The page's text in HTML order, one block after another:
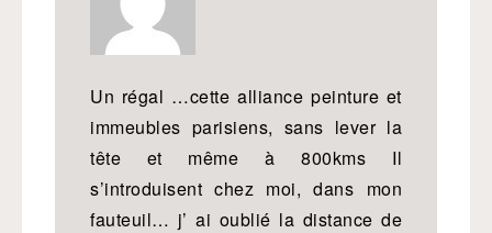
Un régal …cette alliance peinture et
immeubles parisiens, sans lever la
tête et même à 800kms Il
s’introduisent chez moi, dans mon
fauteuil… j’ ai oublié la distance de